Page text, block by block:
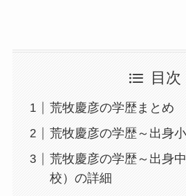
目次
荒牧慶彦の学歴まとめ
荒牧慶彦の学歴～出身
荒牧慶彦の学歴～出身
校）の詳細